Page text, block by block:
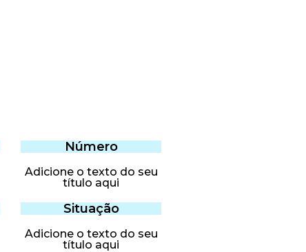
Número
Adicione o texto do seu
título aqui
Situação
Adicione o texto do seu
título aqui